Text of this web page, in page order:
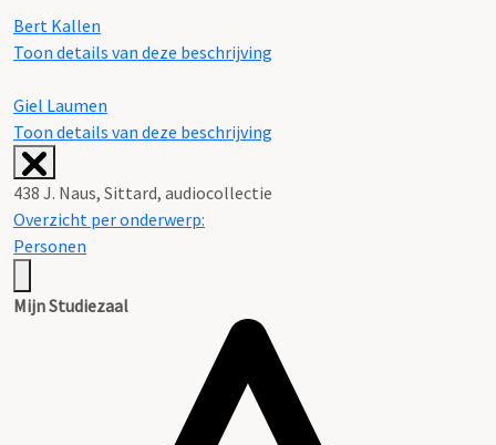
Bert Kallen
Toon details van deze beschrijving
Giel Laumen
Toon details van deze beschrijving
438 J. Naus, Sittard, audiocollectie
Overzicht per onderwerp:
Personen
Mijn Studiezaal